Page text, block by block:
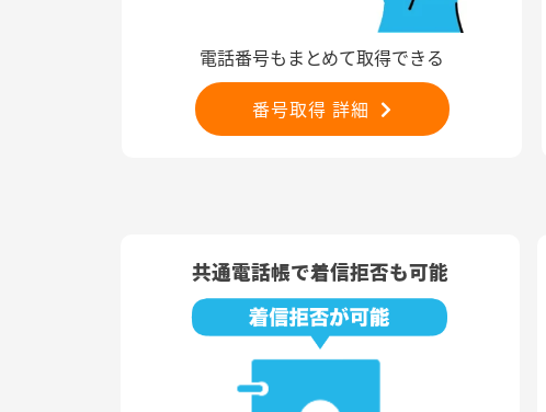
電話番号もまとめて取得できる
番号取得 詳細
共通電話帳で着信拒否も可能